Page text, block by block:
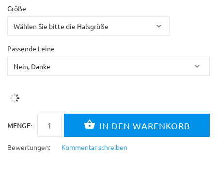
Größe
Passende Leine
MENGE:
Bewertungen: Kommentar schreiben